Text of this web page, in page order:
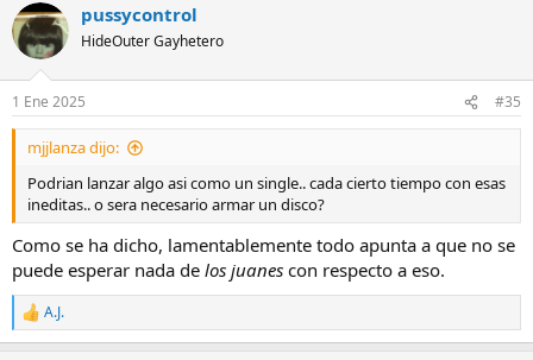
c
c
i
e
s
pussycontrol
HideOuter Gayhetero
1 Ene 2025 #35
mjjlanza dijo:
Podrian lanzar algo asi como un single.. cada cierto tiempo con esas
ineditas.. o sera necesario armar un disco?
Como se ha dicho, lamentablemente todo apunta a que no se
puede esperar nada de los juanes con respecto a eso.
R
e
A.J.